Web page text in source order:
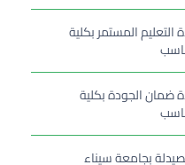
المستمر بكلية
الجودة بكلية
بجامعة سيناء